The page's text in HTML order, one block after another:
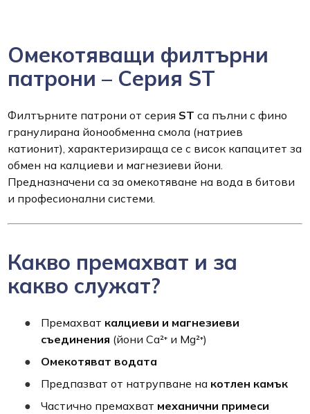
Омекотяващи филтърни
патрони – Серия ST
Филтърните патрони от серия ST са пълни с фино
гранулирана йонообменна смола (натриев
катионит), характеризираща се с висок капацитет за
обмен на калциеви и магнезиеви йони.
Предназначени са за омекотяване на вода в битови
и професионални системи.
Какво премахват и за
какво служат?
Премахват калциеви и магнезиеви
съединения (йони Ca²⁺ и Mg²⁺)
Омекотяват водата
Предпазват от натрупване на котлен камък
Частично премахват механични примеси